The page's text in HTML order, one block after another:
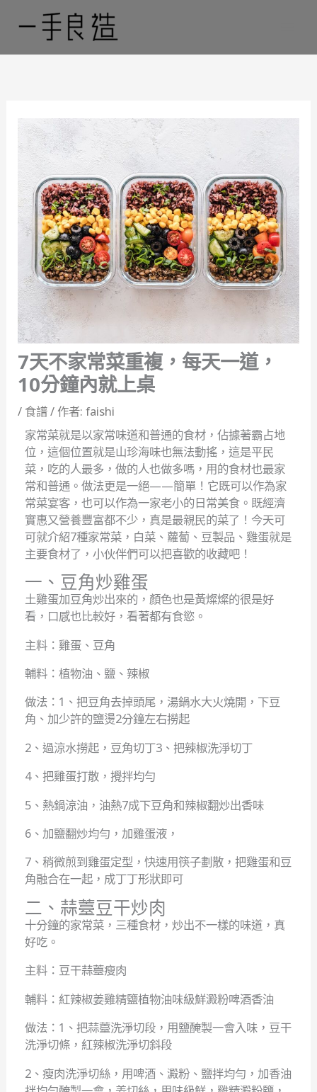
要
7天不家常菜重複，每天一道，
10分鐘內就上桌
/ 食譜/ 作者:faishi
家常菜就是以家常味道和普通的食材，佔據著霸占地
位，這個位置就是山珍海味也無法動搖，這是平民
菜，吃的人最多，做的人也做多嗎，用的食材也最家
常和普通。做法更是一絕——簡單！它既可以作為家
常菜宴客，也可以作為一家老小的日常美食。既經濟
實惠又營養豐富都不少，真是最親民的菜了！今天可
可就介紹7種家常菜，白菜、蘿蔔、豆製品、雞蛋就是
主要食材了，小伙伴們可以把喜歡的收藏吧！
一、豆角炒雞蛋
土雞蛋加豆角炒出來的，顏色也是黃燦燦的很是好
看，口感也比較好，看著都有食慾。
主料：雞蛋、豆角
輔料：植物油、鹽、辣椒
做法：1、把豆角去掉頭尾，湯鍋水大火燒開，下豆
角、加少許的鹽燙2分鐘左右撈起
2、過涼水撈起，豆角切丁3、把辣椒洗淨切丁
4、把雞蛋打散，攪拌均勻
5、熱鍋涼油，油熱7成下豆角和辣椒翻炒出香味
6、加鹽翻炒均勻，加雞蛋液，
7、稍微煎到雞蛋定型，快速用筷子劃散，把雞蛋和豆
角融合在一起，成丁丁形狀即可
二、蒜薹豆干炒肉
十分鐘的家常菜，三種食材，炒出不一樣的味道，真
好吃。
主料：豆干蒜薹瘦肉
輔料：紅辣椒姜雞精鹽植物油味級鮮澱粉啤酒香油
做法：1、把蒜薹洗淨切段，用鹽醃製一會入味，豆干
洗淨切條，紅辣椒洗淨切斜段
2、瘦肉洗淨切絲，用啤酒、澱粉、鹽拌均勻，加香油